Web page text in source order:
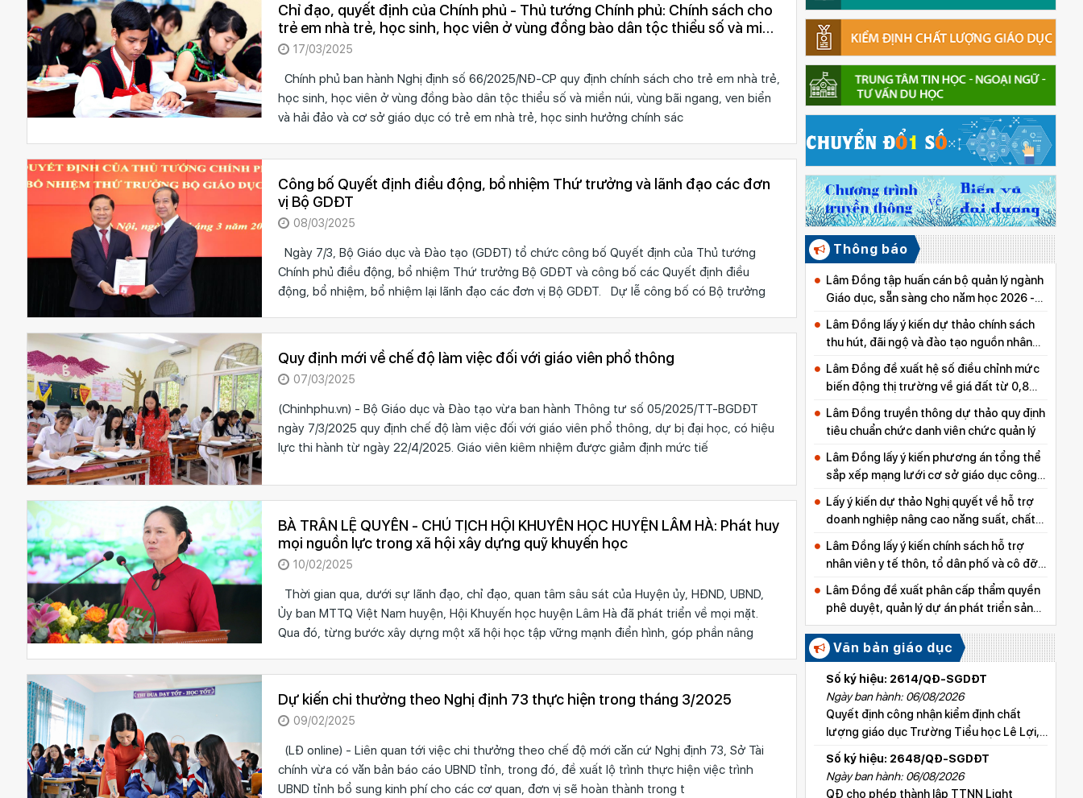
Chỉ đạo, quyết định của Chính phủ - Thủ tướng Chính phủ: Chính sách cho
trẻ em nhà trẻ, học sinh, học viên ở vùng đồng bào dân tộc thiểu số và miền
núi17/03/2025
Chính phủ ban hành Nghị định số 66/2025/NĐ-CP quy định chính sách cho trẻ em nhà trẻ,
học sinh, học viên ở vùng đồng bào dân tộc thiểu số và miền núi, vùng bãi ngang, ven biển
và hải đảo và cơ sở giáo dục có trẻ em nhà trẻ, học sinh hưởng chính sác
Công bố Quyết định điều động, bổ nhiệm Thứ trưởng và lãnh đạo các đơn
vị Bộ GDĐT
08/03/2025
Ngày 7/3, Bộ Giáo dục và Đào tạo (GDĐT) tổ chức công bố Quyết định của Thủ tướng
Chính phủ điều động, bổ nhiệm Thứ trưởng Bộ GDĐT và công bố các Quyết định điều
động, bổ nhiệm, bổ nhiệm lại lãnh đạo các đơn vị Bộ GDĐT. Dự lễ công bố có Bộ trưởng
Quy định mới về chế độ làm việc đối với giáo viên phổ thông
07/03/2025
(Chinhphu.vn) - Bộ Giáo dục và Đào tạo vừa ban hành Thông tư số 05/2025/TT-BGDĐT
ngày 7/3/2025 quy định chế độ làm việc đối với giáo viên phổ thông, dự bị đại học, có hiệu
lực thi hành từ ngày 22/4/2025. Giáo viên kiêm nhiệm được giảm định mức tiế
BÀ TRẦN LỆ QUYÊN - CHỦ TỊCH HỘI KHUYẾN HỌC HUYỆN LÂM HÀ: Phát huy
mọi nguồn lực trong xã hội xây dựng quỹ khuyến học
10/02/2025
Thời gian qua, dưới sự lãnh đạo, chỉ đạo, quan tâm sâu sát của Huyện ủy, HĐND, UBND,
Ủy ban MTTQ Việt Nam huyện, Hội Khuyến học huyện Lâm Hà đã phát triển về mọi mặt.
Qua đó, từng bước xây dựng một xã hội học tập vững mạnh điển hình, góp phần nâng
Dự kiến chi thưởng theo Nghị định 73 thực hiện trong tháng 3/2025
09/02/2025
(LĐ online) - Liên quan tới việc chi thưởng theo chế độ mới căn cứ Nghị định 73, Sở Tài
chính vừa có văn bản báo cáo UBND tỉnh, trong đó, đề xuất lộ trình thực hiện việc trình
UBND tỉnh bổ sung kinh phí cho các cơ quan, đơn vị sẽ hoàn thành trong t
Thông báo
Lâm Đồng tập huấn cán bộ quản lý ngành
Giáo dục, sẵn sàng cho năm học 2026 -
Lâm Đồng lấy ý kiến dự thảo chính sách
thu hút, đãi ngộ và đào tạo nguồn nhân
lực y tế
Lâm Đồng đề xuất hệ số điều chỉnh mức
biến động thị trường về giá đất từ 0,8
đến 5,0
Lâm Đồng truyền thông dự thảo quy định
tiêu chuẩn chức danh viên chức quản lý
Lâm Đồng lấy ý kiến phương án tổng thể
sắp xếp mạng lưới cơ sở giáo dục công
lập
Lấy ý kiến dự thảo Nghị quyết về hỗ trợ
doanh nghiệp nâng cao năng suất, chất
lượng sản phẩm
Lâm Đồng lấy ý kiến chính sách hỗ trợ
nhân viên y tế thôn, tổ dân phố và cô đỡ
thôn, bản
Lâm Đồng đề xuất phân cấp thẩm quyền
phê duyệt, quản lý dự án phát triển sản
xuất thuộc các chương trình mục tiêu
quốc gia
Văn bản giáo dục
Số ký hiệu: 2614/QĐ-SGDĐT
Ngày ban hành: 06/08/2026
Quyết định công nhận kiểm định chất
lượng giáo dục Trường Tiểu học Lê Lợi,
xã Hoài Đức
Số ký hiệu: 2648/QĐ-SGDĐT
Ngày ban hành: 06/08/2026
QĐ cho phép thành lập TTNN Light